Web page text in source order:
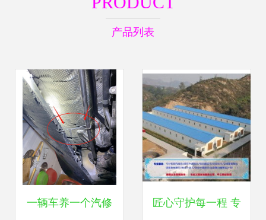
产品列表
一辆车养一个汽修 匠心守护每一程 专